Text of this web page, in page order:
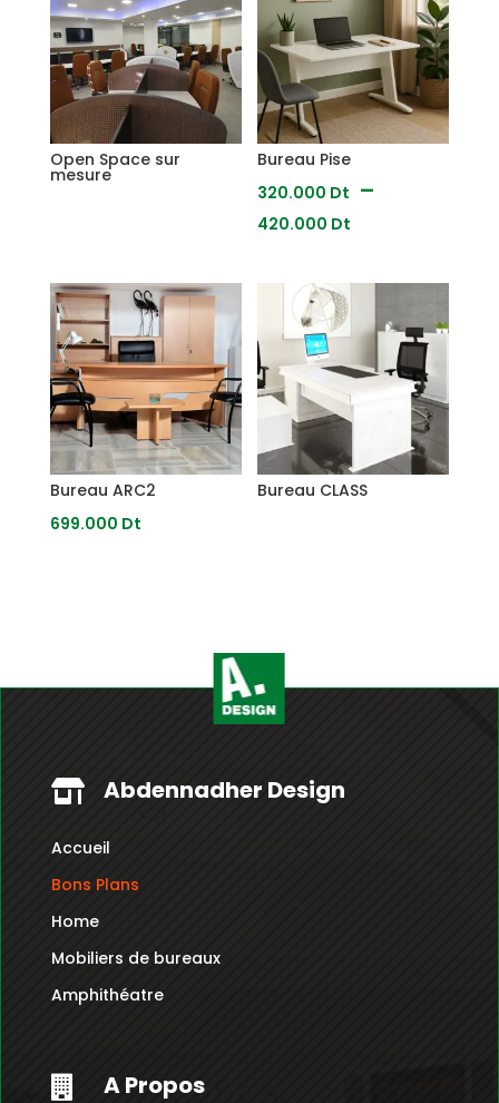
Open Space sur
mesure
Bureau Pise
320.000 Dt –
420.000 Dt
prix :
320.000
Dt
à
420.000
Bureau ARC2
699.000 Dt
Bureau CLASS
 Abdennadher Design
Accueil
Bons Plans
Home
Mobiliers de bureaux
Amphithéatre
 A Propos